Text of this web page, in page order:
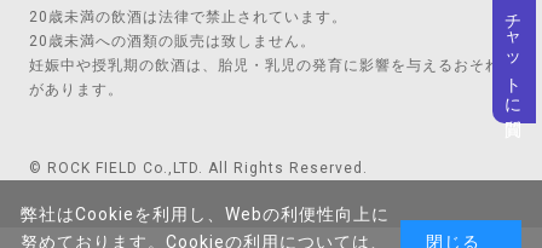
20歳未満の飲酒は法律で禁止されています。
20歳未満への酒類の販売は致しません。
妊娠中や授乳期の飲酒は、胎児・乳児の発育に影響を与えるおそれ
があります。
© ROCK FIELD Co.,LTD. All Rights Reserved.
チャットに質問
弊社はCookieを利用し、Webの利便性向上に
努めております。Cookieの利用については、
閉じる